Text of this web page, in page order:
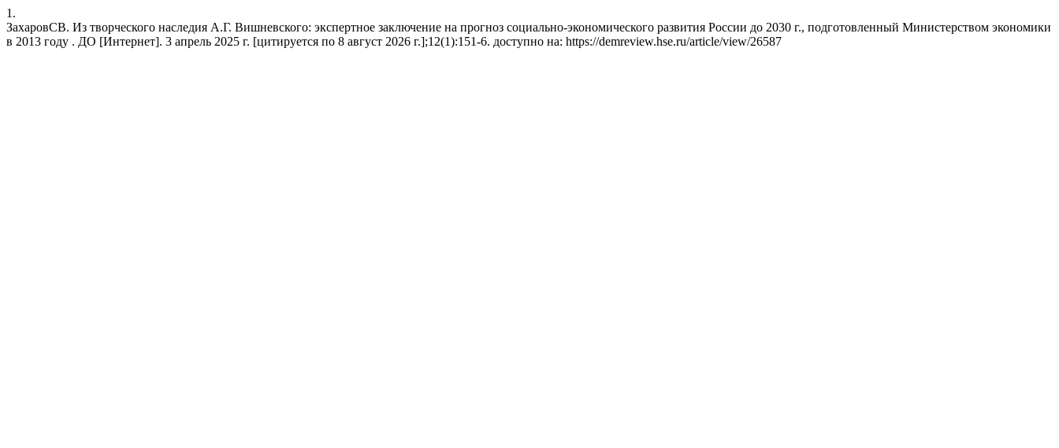
1.
ЗахаровСВ. Из творческого наследия А.Г. Вишневского: экспертное заключение на прогноз социально-экономического развития России до 2030 г., подготовленный Министерством экономики
в 2013 году . ДО [Интернет]. 3 апрель 2025 г. [цитируется по 8 август 2026 г.];12(1):151-6. доступно на: https://demreview.hse.ru/article/view/26587